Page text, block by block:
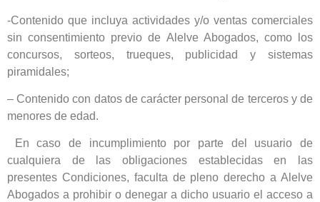
-Contenido que incluya actividades y/o ventas comerciales
sin consentimiento previo de Alelve Abogados, como los
concursos, sorteos, trueques, publicidad y sistemas
piramidales;
– Contenido con datos de carácter personal de terceros y de
menores de edad.
En caso de incumplimiento por parte del usuario de
cualquiera de las obligaciones establecidas en las
presentes Condiciones, faculta de pleno derecho a Alelve
Abogados a prohibir o denegar a dicho usuario el acceso a